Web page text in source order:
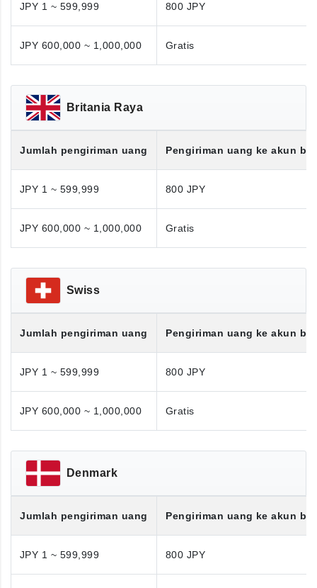
JPY 1 ~ 599,999 800 JPY
JPY 600,000 ~ 1,000,000 Gratis
Britania Raya
Jumlah pengiriman uang Pengiriman uang ke akun
JPY 1 ~ 599,999 800 JPY
JPY 600,000 ~ 1,000,000 Gratis
Swiss
Jumlah pengiriman uang Pengiriman uang ke akun
JPY 1 ~ 599,999 800 JPY
JPY 600,000 ~ 1,000,000 Gratis
Denmark
Jumlah pengiriman uang Pengiriman uang ke akun
JPY 1 ~ 599,999 800 JPY